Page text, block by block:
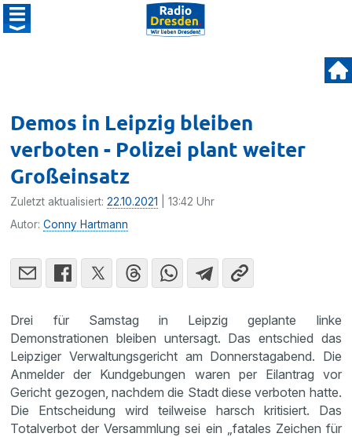
Demos in Leipzig bleiben
verboten - Polizei plant weiter
Großeinsatz
Zuletzt aktualisiert:22.10.2021
| 13:42 Uhr
Autor:Conny Hartmann
Drei für Samstag in Leipzig geplante linke
Demonstrationen bleiben untersagt. Das entschied das
Leipziger Verwaltungsgericht am Donnerstagabend. Die
Anmelder der Kundgebungen waren per Eilantrag vor
Gericht gezogen, nachdem die Stadt diese verboten hatte.
Die Entscheidung wird teilweise harsch kritisiert. Das
Totalverbot der Versammlung sei ein „fatales Zeichen für